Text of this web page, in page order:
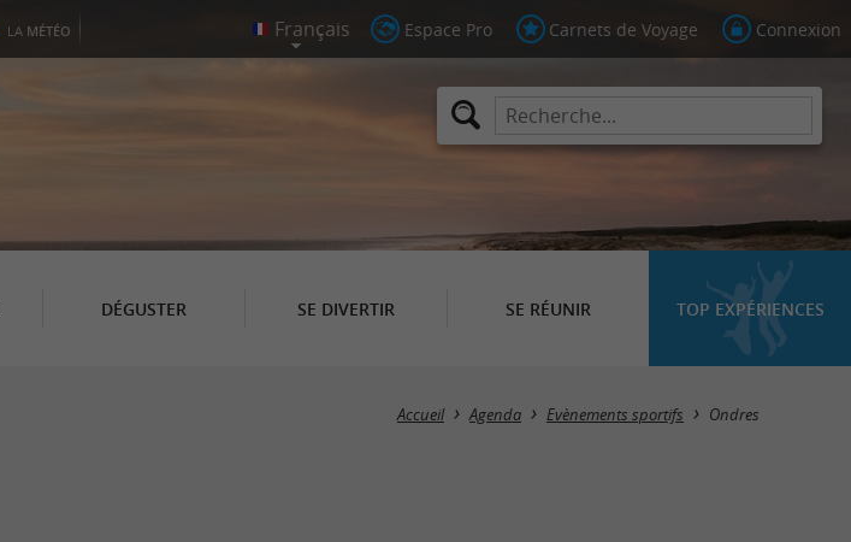
LA MÉTÉO Espace Pro Carnets de Voyage Connexion
DÉGUSTER SE DIVERTIR SE RÉUNIR TOP EXPÉRIENCES
Masquer la carte
Accueil Agenda Evènements sportifs Ondres